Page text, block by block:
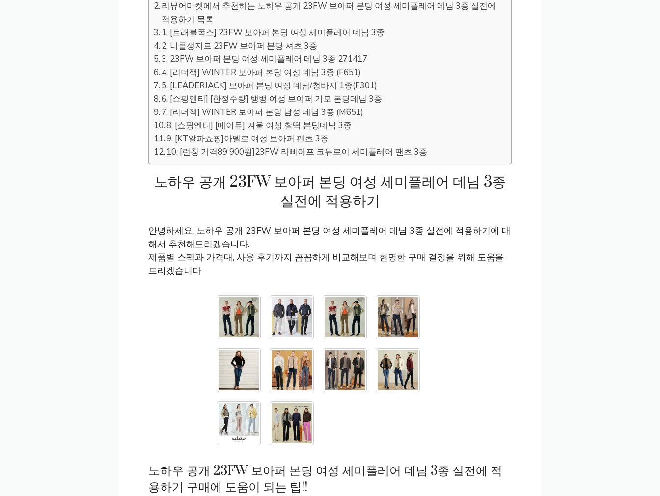
리뷰어마켓에서 추천하는 노하우 공개 23FW 보아퍼 본딩 여성 세미플레어 데님 3종 실전에
적용하기 목록
1. [트래블폭스] 23FW 보아퍼 본딩 여성 세미플레어 데님 3종
2. 니콜생지르 23FW 보아퍼 본딩 셔츠 3종
3. 23FW 보아퍼 본딩 여성 세미플레어 데님 3종 271417
4. [리더잭] WINTER 보아퍼 본딩 여성 데님 3종 (F651)
5. [LEADERJACK] 보아퍼 본딩 여성 데님/청바지 1종(F301)
6. [쇼핑엔티] [한정수량] 뱅뱅 여성 보아퍼 기모 본딩데님 3종
7. [리더잭] WINTER 보아퍼 본딩 남성 데님 3종 (M651)
8. [쇼핑엔티] [메이듀] 겨울 여성 찰떡 본딩데님 3종
9. [KT알파쇼핑]아델로 여성 보아퍼 팬츠 3종
10. [런칭 가격89 900원]23FW 라삐아프 코듀로이 세미플레어 팬츠 3종
노하우 공개 23FW 보아퍼 본딩 여성 세미플레어 데님 3종
실전에 적용하기
안녕하세요. 노하우 공개 23FW 보아퍼 본딩 여성 세미플레어 데님 3종 실전에 적용하기에 대
해서 추천해드리겠습니다.
제품별 스펙과 가격대, 사용 후기까지 꼼꼼하게 비교해보며 현명한 구매 결정을 위해 도움을
드리겠습니다
노하우 공개 23FW 보아퍼 본딩 여성 세미플레어 데님 3종 실전에 적
용하기 구매에 도움이 되는 팁!!